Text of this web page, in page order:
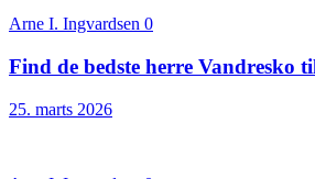
Arne I. Ingvardsen 0
Find de bedste herre Vandresko
25. marts 2026